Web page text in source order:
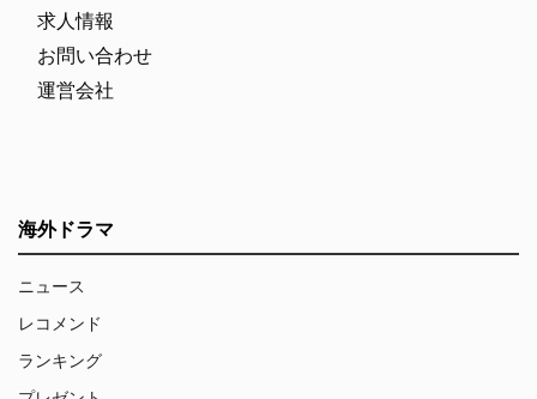
求人情報
お問い合わせ
運営会社
海外ドラマ
ニュース
レコメンド
ランキング